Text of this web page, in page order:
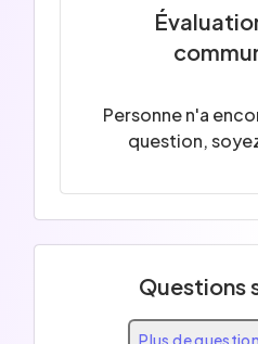
Personne n'a
question,
Questions